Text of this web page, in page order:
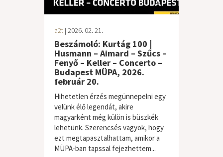
a2t | 2026. 02. 21.
Beszámoló: Kurtág 100 |
Husmann – Aimard – Szűcs –
Fenyő – Keller – Concerto –
Budapest MÜPA, 2026.
február 20.
Hihetetlen érzés megünnepelni egy
velünk élő legendát, akire
magyarként még külön is büszkék
lehetünk. Szerencsés vagyok, hogy
ezt megtapasztalhattam, amikor a
MÜPA-ban tapssal fejezhettem...
klasszikus zene